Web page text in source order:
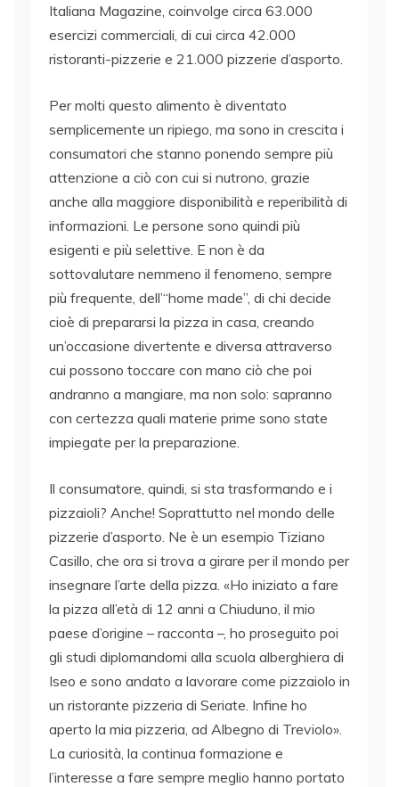
Italiana Magazine, coinvolge circa 63.000
esercizi commerciali, di cui circa 42.000
ristoranti-pizzerie e 21.000 pizzerie d’asporto.
Per molti questo alimento è diventato
semplicemente un ripiego, ma sono in crescita i
consumatori che stanno ponendo sempre più
attenzione a ciò con cui si nutrono, grazie
anche alla maggiore disponibilità e reperibilità di
informazioni. Le persone sono quindi più
esigenti e più selettive. E non è da
sottovalutare nemmeno il fenomeno, sempre
più frequente, dell’“home made”, di chi decide
cioè di prepararsi la pizza in casa, creando
un’occasione divertente e diversa attraverso
cui possono toccare con mano ciò che poi
andranno a mangiare, ma non solo: sapranno
con certezza quali materie prime sono state
impiegate per la preparazione.
Il consumatore, quindi, si sta trasformando e i
pizzaioli? Anche! Soprattutto nel mondo delle
pizzerie d’asporto. Ne è un esempio Tiziano
Casillo, che ora si trova a girare per il mondo per
insegnare l’arte della pizza. «Ho iniziato a fare
la pizza all’età di 12 anni a Chiuduno, il mio
paese d’origine – racconta –, ho proseguito poi
gli studi diplomandomi alla scuola alberghiera di
Iseo e sono andato a lavorare come pizzaiolo in
un ristorante pizzeria di Seriate. Infine ho
aperto la mia pizzeria, ad Albegno di Treviolo».
La curiosità, la continua formazione e
l’interesse a fare sempre meglio hanno portato